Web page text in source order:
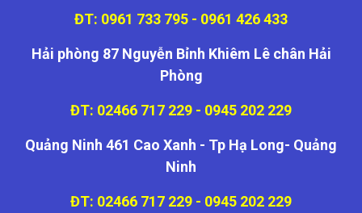
ĐT: 0961 733 795 - 0961 426 433
Hải phòng 87 Nguyễn Bỉnh Khiêm Lê chân Hải
Phòng
ĐT: 02466 717 229 - 0945 202 229
Quảng Ninh 461 Cao Xanh - Tp Hạ Long- Quảng
Ninh
ĐT: 02466 717 229 - 0945 202 229